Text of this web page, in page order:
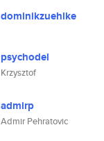
dominikzuehlke
psychodel
Krzysztof
admirp
Admir Pehratovic